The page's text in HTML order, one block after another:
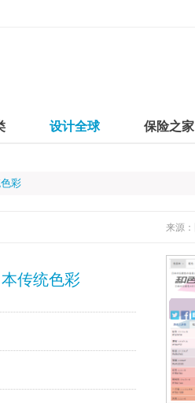
设计全球 保险之家
彩
来源：
本传统色彩